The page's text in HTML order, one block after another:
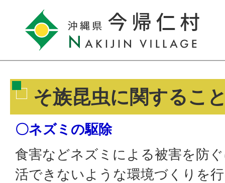
そ族昆虫に関するこ
〇ネズミの駆除
食害などネズミによる被害を防
活できないような環境づくりを